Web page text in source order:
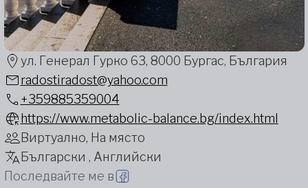
ул. Генерал Гурко 63, 8000 Бургас, България
radostiradost@yahoo.com
+359885359004
https://www.metabolic-balance.bg/index.html
Виртуално, На място
Български , Английски
Последвайте ме в